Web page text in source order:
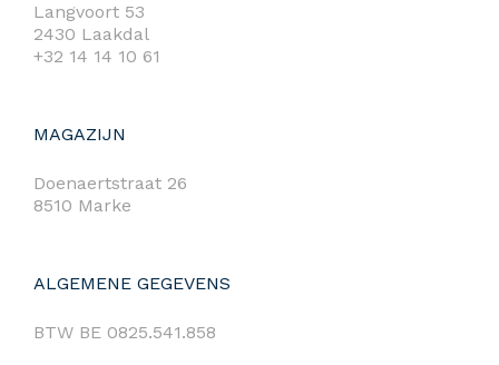
Langvoort 53
2430 Laakdal
+32 14 14 10 61
MAGAZIJN
Doenaertstraat 26
8510 Marke
ALGEMENE GEGEVENS
BTW BE 0825.541.858